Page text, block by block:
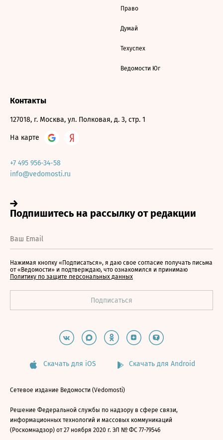
Право
Думай
Техуспех
Ведомости Юг
Контакты
127018, г. Москва, ул. Полковая, д. 3, стр. 1
На карте
+7 495 956-34-58
info@vedomosti.ru
Нажимая кнопку «Подписаться», я даю свое согласие получать письма
от «Ведомости» и подтверждаю, что ознакомился и принимаю
Политику по защите персональных данных
Скачать для iOS Скачать для Android
Сетевое издание Ведомости (Vedomosti)
Решение Федеральной службы по надзору в сфере связи,
информационных технологий и массовых коммуникаций
(Роскомнадзор) от 27 ноября 2020 г. ЭЛ № ФС 77-79546